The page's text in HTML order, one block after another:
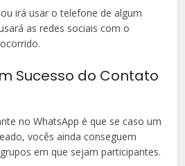
irá usar o telefone de algum
as redes sociais com o
Sucesso do Contato
no WhatsApp é que se caso um
vocês ainda conseguem
em que sejam participantes.